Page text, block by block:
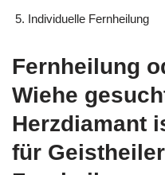
Individuelle Fernheilung
Fernheilung
Wiehe
Herzdiamant
für